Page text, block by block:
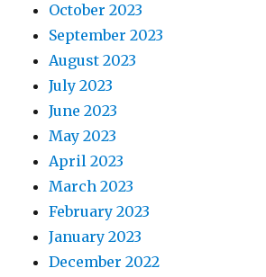
October 2023
September 2023
August 2023
July 2023
June 2023
May 2023
April 2023
March 2023
February 2023
January 2023
December 2022